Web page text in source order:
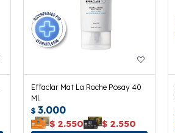
Effaclar Mat La Roche Posay 40
Ml.
$ 3.000
$ 2.550 $ 2.550